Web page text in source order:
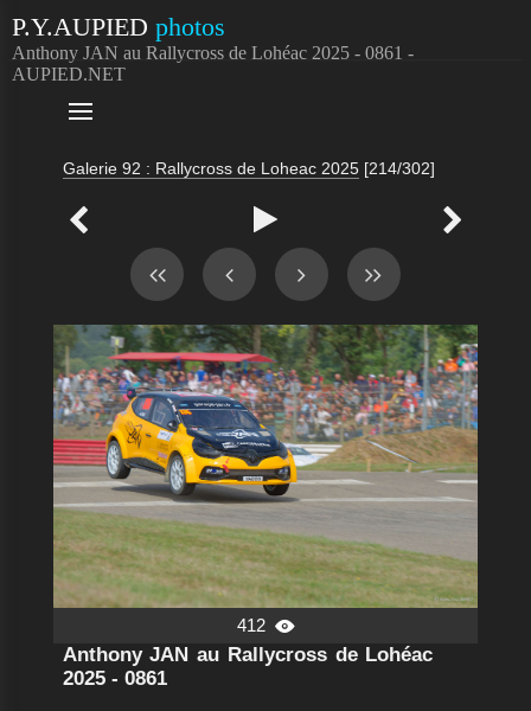
P.Y.AUPIED photos
Anthony JAN au Rallycross de Lohéac 2025 - 0861 -
AUPIED.NET

Galerie 92 : Rallycross de Loheac 2025 [214/302]
  
412 
Anthony JAN au Rallycross de Lohéac
2025 - 0861